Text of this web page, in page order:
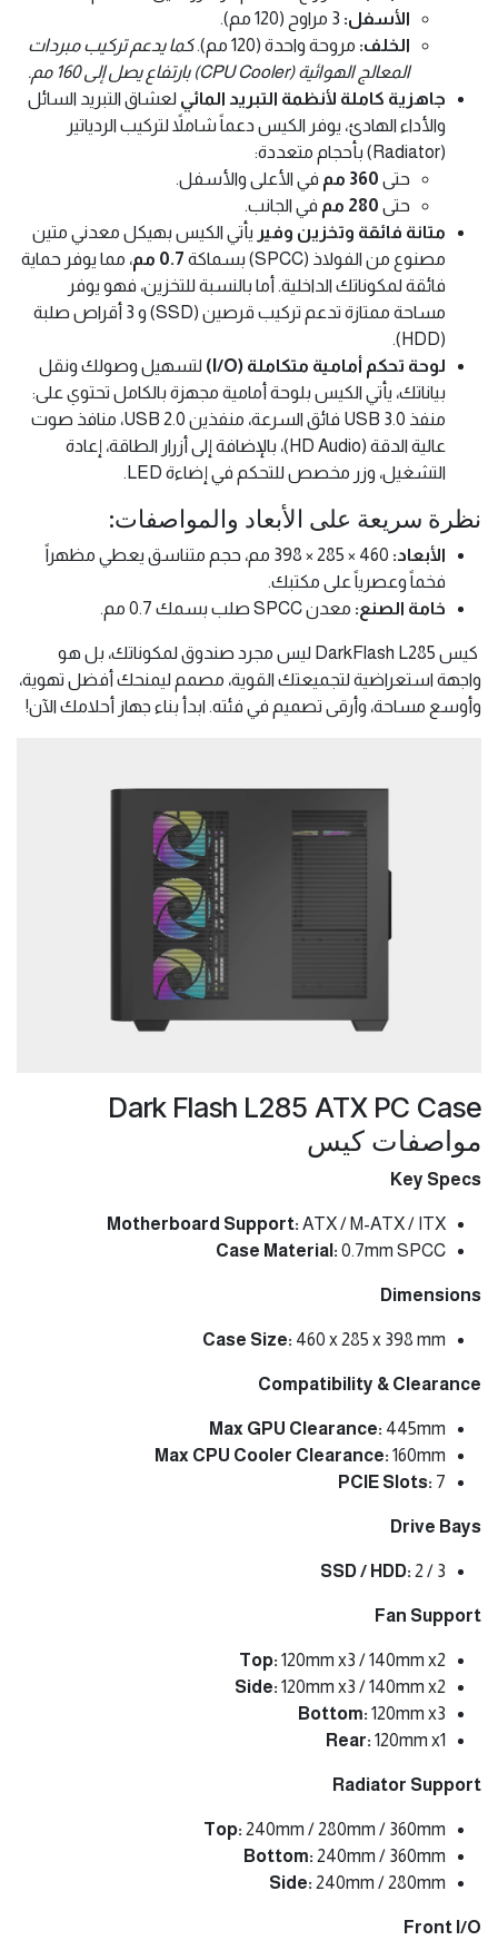
الأسفل:
الخلف: مروحة واحدة (120 مم).
كما يدعم تركيب مبردات
المعالج الهوائية (CPU Cooler) بارتفاع يصل إلى 160 مم.
جاهزية كاملة لأنظمة التبريد المائي لعشاق التبريد السائل
والأداء الهادئ، يوفر الكيس دعماً شاملاً لتركيب الردياتير
(Radiator) بأحجام متعددة:
حتى 360 مم
في الأعلى والأسفل.
حتى 280 مم
في الجانب.
متانة فائقة وتخزين وفير يأتي الكيس بهيكل معدني متين
مصنوع من الفولاذ (SPCC) بسماكة
0.7 مم
، مما يوفر حماية
فائقة لمكوناتك الداخلية. أما بالنسبة للتخزين، فهو يوفر
مساحة ممتازة تدعم تركيب قرصين (SSD) و 3 أقراص صلبة
(HDD).
لوحة تحكم أمامية متكاملة (I/O)
لتسهيل وصولك ونقل
بياناتك، يأتي الكيس بلوحة أمامية مجهزة بالكامل تحتوي على:
منفذ USB 3.0 فائق السرعة، منفذين USB 2.0، منافذ صوت
عالية الدقة (HD Audio)، بالإضافة إلى أزرار الطاقة، إعادة
التشغيل، وزر مخصص للتحكم في إضاءة LED.
نظرة سريعة على الأبعاد والمواصفات:
الأبعاد:
460 × 285 × 398 مم، حجم متناسق يعطي مظهراً
فخماً وعصرياً على مكتبك.
خامة الصنع: معدن SPCC صلب بسمك 0.7 مم.
كيس DarkFlash L285 ليس مجرد صندوق لمكوناتك، بل هو
واجهة استعراضية لتجميعتك القوية، مصمم ليمنحك أفضل تهوية،
وأوسع مساحة، وأرقى تصميم في فئته. ابدأ بناء جهاز أحلامك الآن!
Dark Flash L285 ATX PC Case
مواصفات كيس
Key Specs
Motherboard Support: ATX / M-ATX / ITX
Case Material: 0.7mm SPCC
Dimensions
Case Size: 460 x 285 x 398 mm
Compatibility & Clearance
Max GPU Clearance: 445mm
Max CPU Cooler Clearance: 160mm
PCIE Slots: 7
Drive Bays
SSD / HDD: 2 / 3
Fan Support
Top: 120mm x3 / 140mm x2
Side: 120mm x3 / 140mm x2
Bottom: 120mm x3
Rear: 120mm x1
Radiator Support
Top: 240mm / 280mm / 360mm
Bottom: 240mm / 360mm
Side: 240mm / 280mm
Front I/O